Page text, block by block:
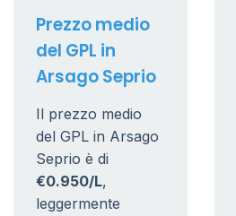
Prezzo medio
del GPL in
Arsago Seprio
Il prezzo medio
del GPL in Arsago
Seprio è di
€0.950/L,
leggermente